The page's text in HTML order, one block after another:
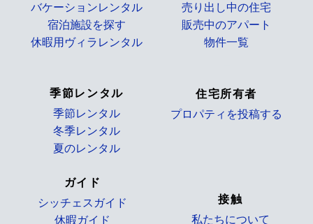
バケーションレンタル
宿泊施設を探す
休暇用ヴィラレンタル
季節レンタル
季節レンタル
冬季レンタル
夏のレンタル
売り出し中の住宅
販売中のアパート
物件一覧
住宅所有者
プロパティを投稿する
ガイド
シッチェスガイド
休暇ガイド
接触
私たちについて